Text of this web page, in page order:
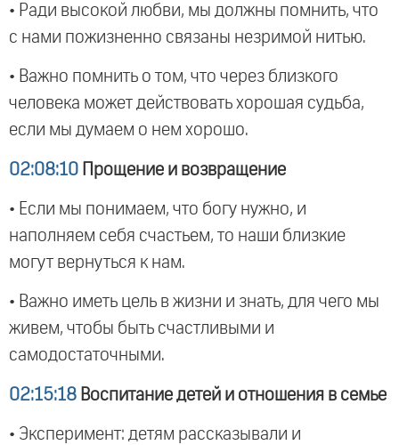
• Ради высокой любви, мы должны помнить, что
с нами пожизненно связаны незримой нитью.
• Важно помнить о том, что через близкого
человека может действовать хорошая судьба,
если мы думаем о нем хорошо.
02:08:10 Прощение и возвращение
• Если мы понимаем, что богу нужно, и
наполняем себя счастьем, то наши близкие
могут вернуться к нам.
• Важно иметь цель в жизни и знать, для чего мы
живем, чтобы быть счастливыми и
самодостаточными.
02:15:18 Воспитание детей и отношения в семье
• Эксперимент: детям рассказывали и